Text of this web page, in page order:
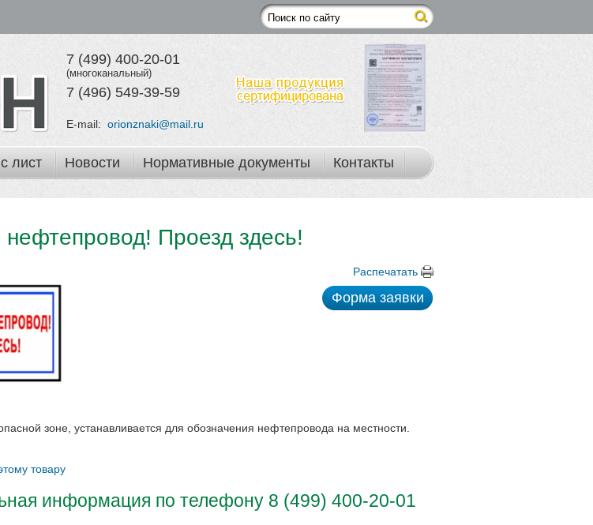
7 (499) 400-20-01
(многоканальный)
7 (496) 549-39-59
E-mail: orionznaki@mail.ru
лист Новости Нормативные документы Контакты
Проезд здесь!
Распечатать
Форма заявки
зоне, устанавливается для обозначения нефтепровода на местности.
товару
информация по телефону 8 (499) 400-20-01